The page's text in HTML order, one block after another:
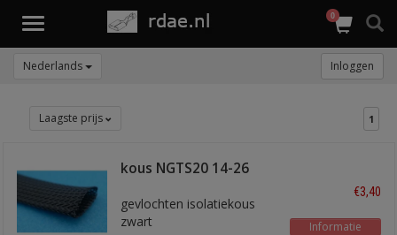
Toggle
0
Nederlands Inloggen
Laagste prijs 1
kous NGTS20 14-26
gevlochten isolatiekous
zwart
€3,40
Informatie